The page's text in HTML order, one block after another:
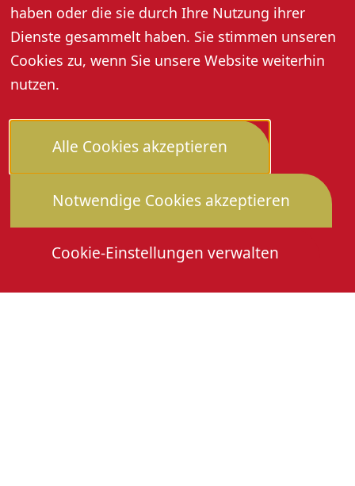
haben oder die sie durch Ihre Nutzung ihrer
Dienste gesammelt haben. Sie stimmen unseren
Cookies zu, wenn Sie unsere Website weiterhin
nutzen.
Alle Cookies akzeptieren
Notwendige Cookies akzeptieren
Cookie-Einstellungen verwalten
Mühlrädern betriebene Technik noch heute erlebbar
ist.